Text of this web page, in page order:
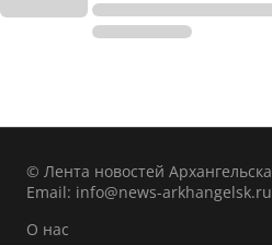
© Лента новостей Архангельска
Email: info@news-arkhangelsk.ru
О нас